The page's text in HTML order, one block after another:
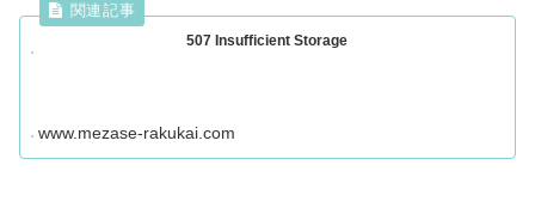
507 Insufficient Storage
www.mezase-rakukai.com